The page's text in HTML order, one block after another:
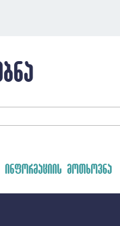
ინფორმაციის მოთხოვნა